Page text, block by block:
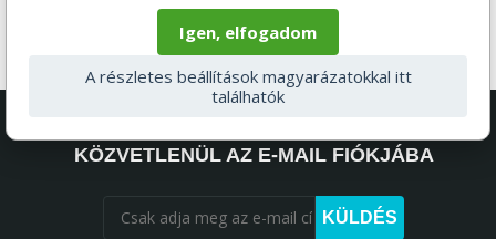
KÖZVETLENÜL AZ E-MAIL FIÓKJÁBA
KÜLDÉS
Igen, elfogadom
A részletes beállítások magyarázatokkal itt
találhatók